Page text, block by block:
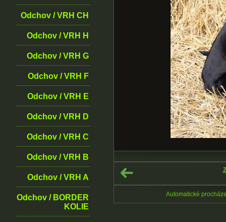
Odchov / VRH CH
Odchov / VRH H
Odchov / VRH G
Odchov / VRH F
Odchov / VRH E
Odchov / VRH D
Odchov / VRH C
Odchov / VRH B
Odchov / VRH A
Odchov / BORDER
KOLIE
Automatické